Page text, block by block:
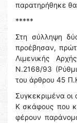
παρατηρήθηκε
*****
Στη σύλληψη
προέβησαν,
Λιμενικής
Ν.2168/93
του άρθρου 45
Συγκεκριμένα
Κ σκάφους που
φέρουν